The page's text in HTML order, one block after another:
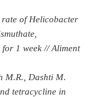
of Helicobacter
1 week // Aliment
M.R., Dashti M.
tetracycline in